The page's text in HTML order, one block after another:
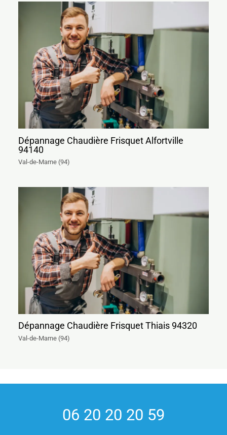
Dépannage Chaudière Frisquet Alfortville
94140
Val-de-Marne (94)
Dépannage Chaudière Frisquet Thiais 94320
Val-de-Marne (94)
06 20 20 20 59